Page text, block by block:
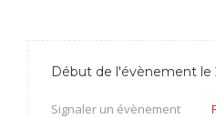
Début de l'évènement
Signaler un évènement